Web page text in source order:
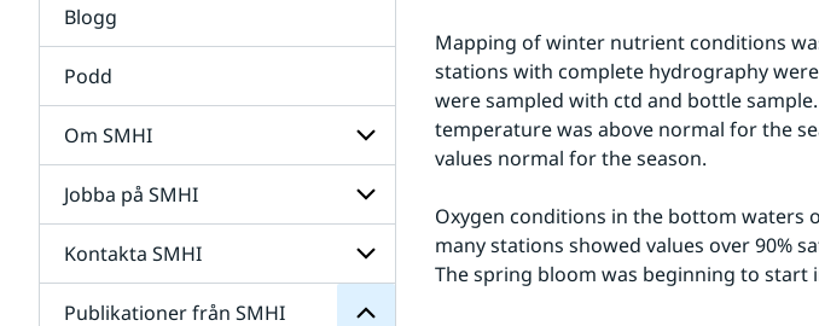
Blogg
Podd
Om SMHI
Undersidor
för
Om
SMHI
Jobba på SMHI
Undersidor
för
Jobba
Kontakta SMHI
Undersidor
Publikationer från SMHI
Undersidor
för
Publikationer
från
SMHI
Mapping of winter nutrient conditions
stations with complete hydrography
were sampled with ctd and bottle
temperature was above normal for the
values normal for the season.
Oxygen conditions in the bottom waters
many stations showed values over 90%
The spring bloom was beginning to